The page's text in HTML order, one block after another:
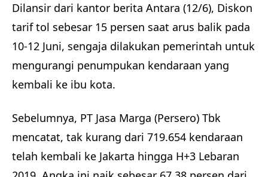
Dilansir dari kantor berita Antara (12/6), Diskon
tarif tol sebesar 15 persen saat arus balik pada
10-12 Juni, sengaja dilakukan pemerintah untuk
mengurangi penumpukan kendaraan yang
kembali ke ibu kota.
Sebelumnya, PT Jasa Marga (Persero) Tbk
mencatat, tak kurang dari 719.654 kendaraan
telah kembali ke Jakarta hingga H+3 Lebaran